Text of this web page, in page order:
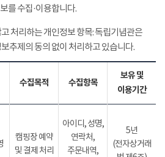
를 수집·이용합니다.
처리하는 개인정보 항목: 독립기념관은
추제의 동의 없이 처리하고 있습니다.
수집목적 수집항목
보유 및
이용기간
캠핑장 예약
및 결제 처리
아이디, 성명,
연락처,
주문내역,
5년
(전자상거래